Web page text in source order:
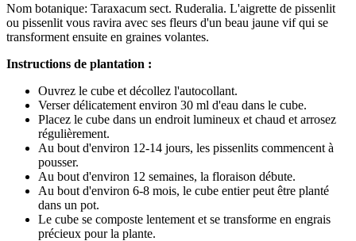
Nom botanique: Taraxacum sect. Ruderalia. L'aigrette de pissenlit
ou pissenlit vous ravira avec ses fleurs d'un beau jaune vif qui se
transforment ensuite en graines volantes.
Instructions de plantation :
Ouvrez le cube et décollez l'autocollant.
Verser délicatement environ 30 ml d'eau dans le cube.
Placez le cube dans un endroit lumineux et chaud et arrosez
régulièrement.
Au bout d'environ 12-14 jours, les pissenlits commencent à
pousser.
Au bout d'environ 12 semaines, la floraison débute.
Au bout d'environ 6-8 mois, le cube entier peut être planté
dans un pot.
Le cube se composte lentement et se transforme en engrais
précieux pour la plante.